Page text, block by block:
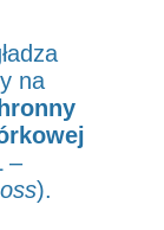
na
–
).